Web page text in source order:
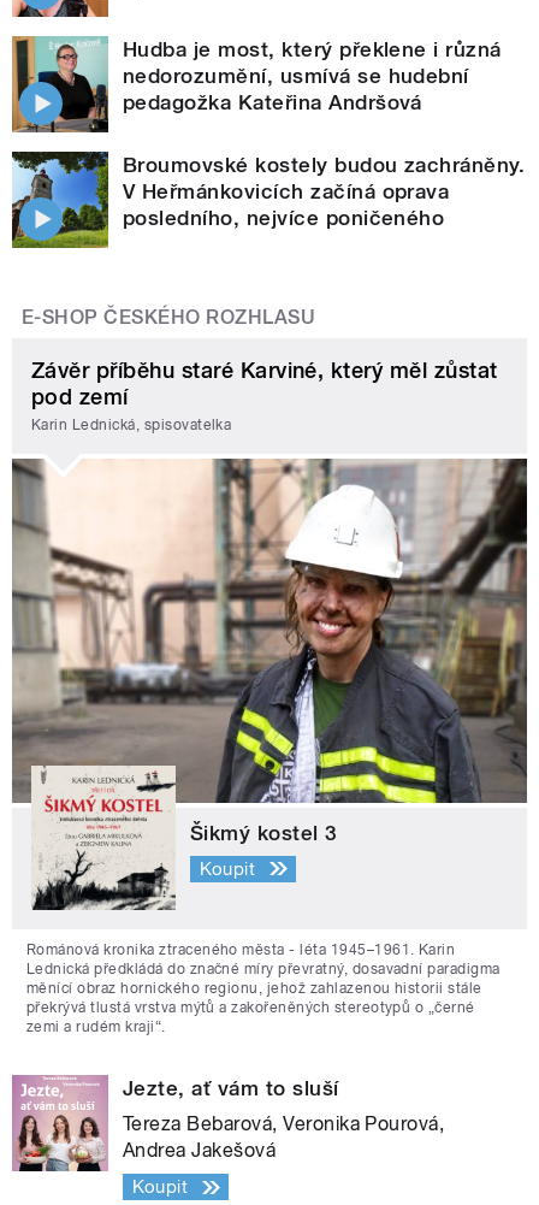
Hudba je most, který překlene i různá
nedorozumění, usmívá se hudební
pedagožka Kateřina Andršová
Broumovské kostely budou zachráněny.
V Heřmánkovicích začíná oprava
posledního, nejvíce poničeného
E-SHOP ČESKÉHO ROZHLASU
Závěr příběhu staré Karviné, který měl zůstat
pod zemí
Karin Lednická, spisovatelka
Šikmý kostel 3
Koupit
Románová kronika ztraceného města - léta 1945–1961. Karin
Lednická předkládá do značné míry převratný, dosavadní paradigma
měnící obraz hornického regionu, jehož zahlazenou historii stále
překrývá tlustá vrstva mýtů a zakořeněných stereotypů o „černé
zemi a rudém kraji“.
Jezte, ať vám to sluší
Tereza Bebarová, Veronika Pourová,
Andrea Jakešová
Koupit